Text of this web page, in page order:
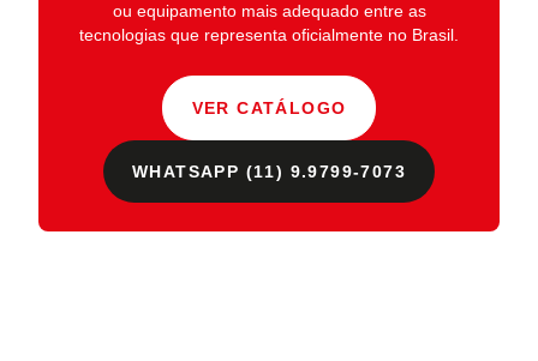
ou equipamento mais adequado entre as
tecnologias que representa oficialmente no Brasil.
VER CATÁLOGO
WHATSAPP (11) 9.9799-7073